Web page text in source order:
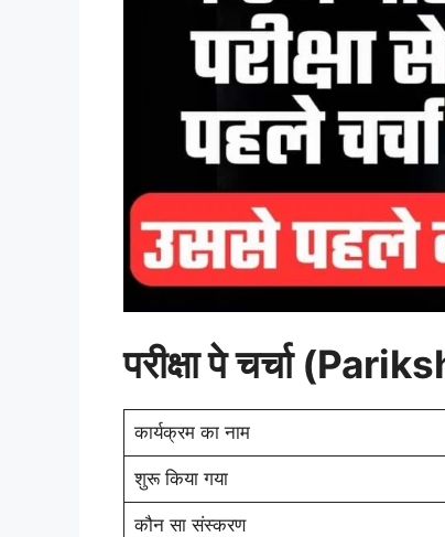
परीक्षा पे चर्चा
कार्यक्रम का नाम
शुरू किया गया
कौन सा संस्करण